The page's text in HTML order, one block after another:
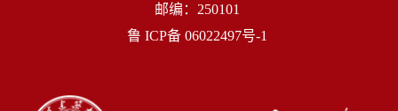
邮编：250101
鲁 ICP备 06022497号-1